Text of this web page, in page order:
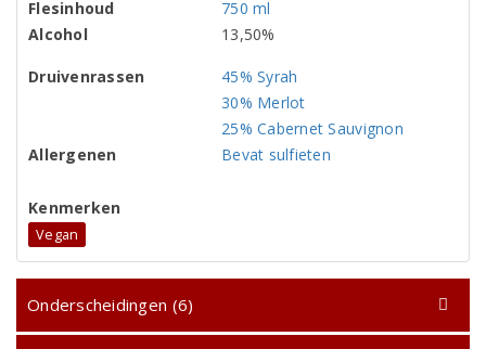
Flesinhoud
750 ml
Alcohol
13,50%
Druivenrassen
45% Syrah
30% Merlot
25% Cabernet Sauvignon
Allergenen
Bevat sulfieten
Kenmerken
Vegan
Onderscheidingen (6)